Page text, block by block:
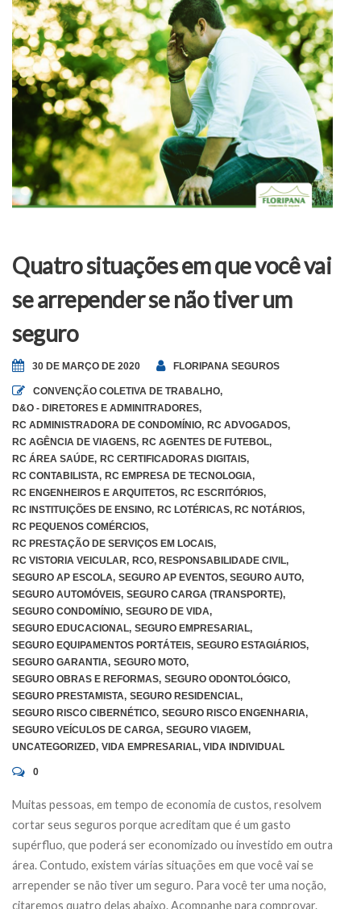
Quatro situações em que você vai
se arrepender se não tiver um
seguro
30 DE MARÇO DE 2020 FLORIPANA SEGUROS
CONVENÇÃO COLETIVA DE TRABALHO,
D&O - DIRETORES E ADMINITRADORES,
RC ADMINISTRADORA DE CONDOMÍNIO, RC ADVOGADOS,
RC AGÊNCIA DE VIAGENS, RC AGENTES DE FUTEBOL,
RC ÁREA SAÚDE, RC CERTIFICADORAS DIGITAIS,
RC CONTABILISTA, RC EMPRESA DE TECNOLOGIA,
RC ENGENHEIROS E ARQUITETOS, RC ESCRITÓRIOS,
RC INSTITUIÇÕES DE ENSINO, RC LOTÉRICAS, RC NOTÁRIOS,
RC PEQUENOS COMÉRCIOS,
RC PRESTAÇÃO DE SERVIÇOS EM LOCAIS,
RC VISTORIA VEICULAR, RCO, RESPONSABILIDADE CIVIL,
SEGURO AP ESCOLA, SEGURO AP EVENTOS, SEGURO AUTO,
SEGURO AUTOMÓVEIS, SEGURO CARGA (TRANSPORTE),
SEGURO CONDOMÍNIO, SEGURO DE VIDA,
SEGURO EDUCACIONAL, SEGURO EMPRESARIAL,
SEGURO EQUIPAMENTOS PORTÁTEIS, SEGURO ESTAGIÁRIOS,
SEGURO GARANTIA, SEGURO MOTO,
SEGURO OBRAS E REFORMAS, SEGURO ODONTOLÓGICO,
SEGURO PRESTAMISTA, SEGURO RESIDENCIAL,
SEGURO RISCO CIBERNÉTICO, SEGURO RISCO ENGENHARIA,
SEGURO VEÍCULOS DE CARGA, SEGURO VIAGEM,
UNCATEGORIZED, VIDA EMPRESARIAL, VIDA INDIVIDUAL
0
Muitas pessoas, em tempo de economia de custos, resolvem
cortar seus seguros porque acreditam que é um gasto
supérfluo, que poderá ser economizado ou investido em outra
área. Contudo, existem várias situações em que você vai se
arrepender se não tiver um seguro. Para você ter uma noção,
citaremos quatro delas abaixo. Acompanhe para comprovar.